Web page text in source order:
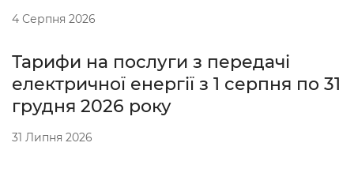
4 Серпня 2026
Тарифи на послуги з передачі
електричної енергії з 1 серпня по 31
грудня 2026 року
31 Липня 2026